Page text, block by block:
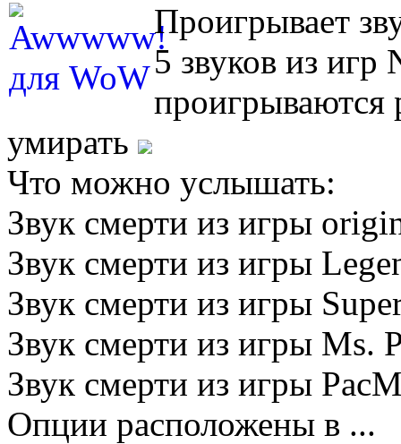
Проигрывает
5 звуков из
проигрываются
умирать
Что можно услышать:
Звук смерти из игры
Звук смерти из игры
Звук смерти из игры
Звук смерти из игры Ms.
Звук смерти из игры
Опции расположены в ...